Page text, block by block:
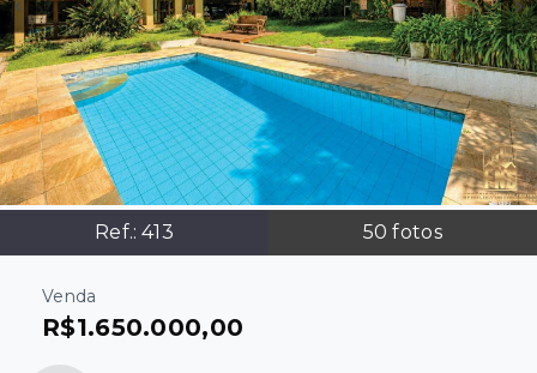
Ref.:413 50 fotos
Venda
R$1.650.000,00